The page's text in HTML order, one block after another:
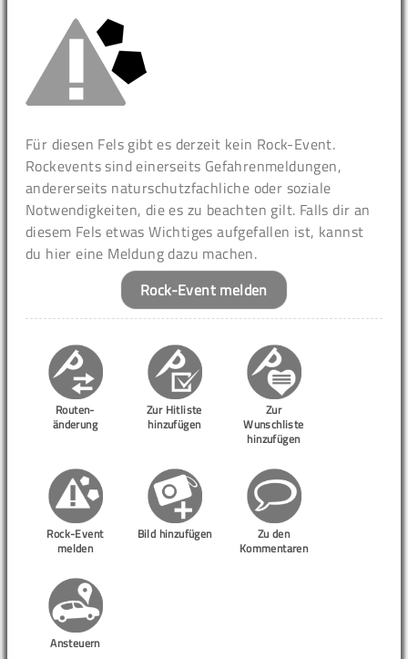
Für diesen Fels gibt es derzeit kein Rock-Event.
Rockevents sind einerseits Gefahrenmeldungen,
andererseits naturschutzfachliche oder soziale
Notwendigkeiten, die es zu beachten gilt. Falls dir an
diesem Fels etwas Wichtiges aufgefallen ist, kannst
du hier eine Meldung dazu machen.
Rock-Event melden
Routen-
änderung
Zur Hitliste
hinzufügen
Zur
Wunschliste
hinzufügen
Rock-Event
melden
Bild hinzufügen
Zu den
Kommentaren
Ansteuern